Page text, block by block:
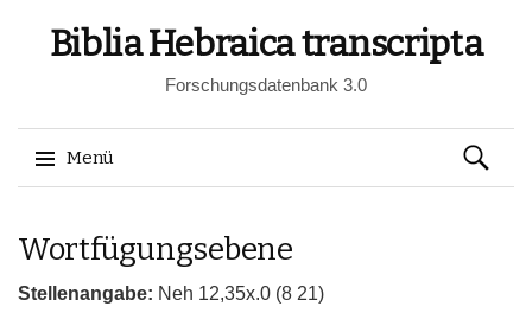
Biblia Hebraica transcripta
Forschungsdatenbank 3.0
Menü
zum
Suchen
nach:
Wortfügungsebene
Stellenangabe: Neh 12,35x.0 (8 21)